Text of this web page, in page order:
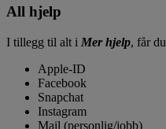
All hjelp
I tillegg til alt i Mer hjelp, får
Apple-ID
Facebook
Snapchat
Instagram
Mail (personlig/jobb)